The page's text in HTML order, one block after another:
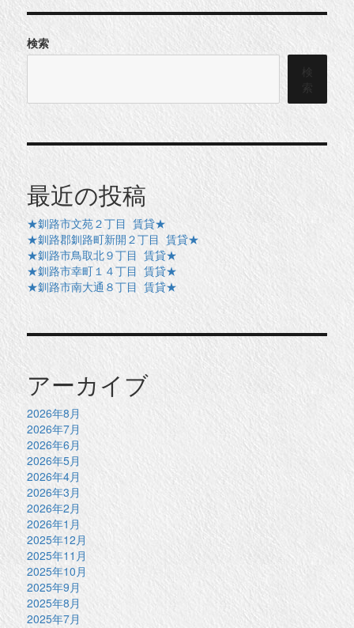
検索
検
索
最近の投稿
★釧路市文苑２丁目 賃貸★
★釧路郡釧路町新開２丁目 賃貸★
★釧路市鳥取北９丁目 賃貸★
★釧路市幸町１４丁目 賃貸★
★釧路市南大通８丁目 賃貸★
アーカイブ
2026年8月
2026年7月
2026年6月
2026年5月
2026年4月
2026年3月
2026年2月
2026年1月
2025年12月
2025年11月
2025年10月
2025年9月
2025年8月
2025年7月